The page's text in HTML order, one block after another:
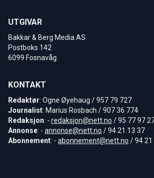
UTGIVAR
Bakkar & Berg Media AS
Postboks 142
6099 Fosnavåg
KONTAKT
Redaktør: Ogne Øyehaug / 957 79 727
Journalist: Marius Rosbach / 907 36 774
Redaksjon: - redaksjon@nett.no / 95 77 97
Annonse: - annonse@nett.no / 94 21 13 37
Abonnement: - abonnement@nett.no / 94 21